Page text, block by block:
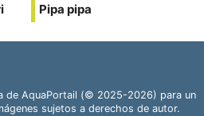
Pipa pipa
de AquaPortail (© 2025-2026) para un
sujetos a derechos de autor.